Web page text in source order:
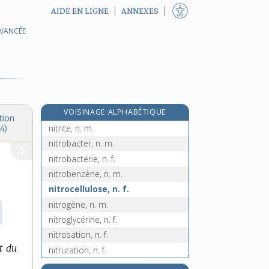
AIDE EN LIGNE ANNEXES
du
VOISINAGE ALPHABÉTIQUE
nitrique, adj.
nitrite, n. m.
nitrobacter, n. m.
nitrobactérie, n. f.
nitrobenzène, n. m.
nitrocellulose, n. f.
nitrogène, n. m.
nitroglycérine, n. f.
nitrosation, n. f.
nitruration, n. f.
nitrure, n. m.